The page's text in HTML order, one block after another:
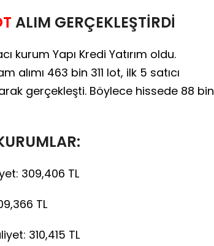
ALIM GERÇEKLEŞTİRDİ
kurum Yapı Kredi Yatırım oldu.
alımı 463 bin 311 lot, ilk 5 satıcı
gerçekleşti. Böylece hissede 88 bin
309,406 TL
TL
310,415 TL